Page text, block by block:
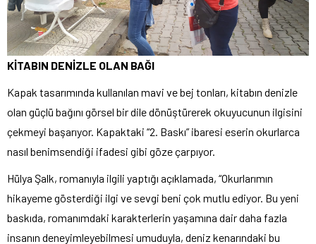
KİTABIN DENİZLE OLAN BAĞI
Kapak tasarımında kullanılan mavi ve bej tonları, kitabın denizle
olan güçlü bağını görsel bir dile dönüştürerek okuyucunun ilgisini
çekmeyi başarıyor. Kapaktaki “2. Baskı” ibaresi eserin okurlarca
nasıl benimsendiği ifadesi gibi göze çarpıyor.
Hülya Şalk, romanıyla ilgili yaptığı açıklamada, “Okurlarımın
hikayeme gösterdiği ilgi ve sevgi beni çok mutlu ediyor. Bu yeni
baskıda, romanımdaki karakterlerin yaşamına dair daha fazla
insanın deneyimleyebilmesi umuduyla, deniz kenarındaki bu